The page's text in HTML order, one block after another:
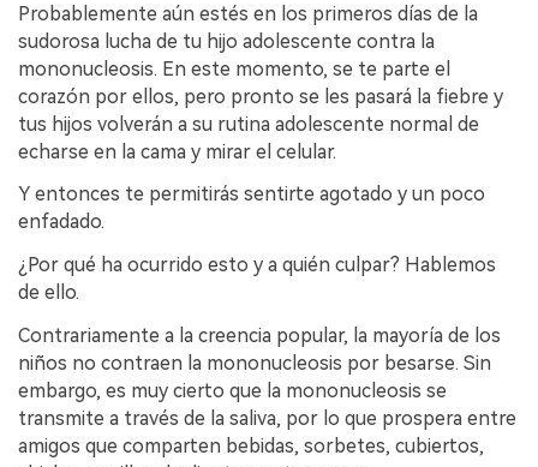
Probablemente aún estés en los primeros días de la
sudorosa lucha de tu hijo adolescente contra la
mononucleosis. En este momento, se te parte el
corazón por ellos, pero pronto se les pasará la fiebre y
tus hijos volverán a su rutina adolescente normal de
echarse en la cama y mirar el celular.
Y entonces te permitirás sentirte agotado y un poco
enfadado.
¿Por qué ha ocurrido esto y a quién culpar? Hablemos
de ello.
Contrariamente a la creencia popular, la mayoría de los
niños no contraen la mononucleosis por besarse. Sin
embargo, es muy cierto que la mononucleosis se
transmite a través de la saliva, por lo que prospera entre
amigos que comparten bebidas, sorbetes, cubiertos,